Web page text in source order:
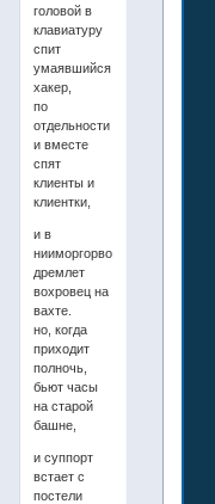
головой в
клавиатуру
спит
умаявшийся
хакер,
по
отдельности
и вместе
спят
клиенты и
клиентки,
и в
нииморгорворпроме
дремлет
вохровец на
вахте.
но, когда
приходит
полночь,
бьют часы
на старой
башне,
и суппорт
встает с
постели